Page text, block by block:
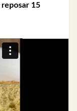
reposar 15